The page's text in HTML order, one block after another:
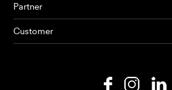
Produkte
KI Agents
Partner
Customer